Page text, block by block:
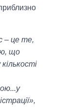
– це те,
що